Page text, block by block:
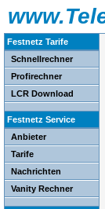
Festnetz Tarife
Schnellrechner
Profirechner
LCR Download
Festnetz Service
Anbieter
Tarife
Nachrichten
Vanity Rechner